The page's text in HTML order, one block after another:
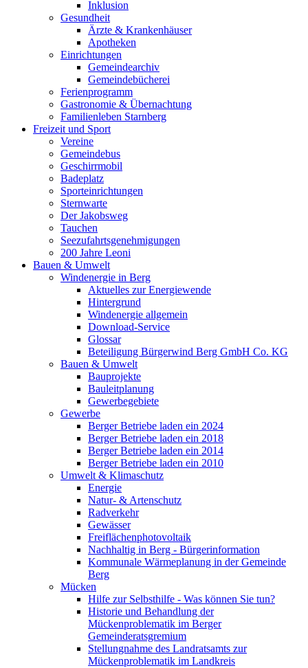
Inklusion
Gesundheit
Ärzte & Krankenhäuser
Apotheken
Einrichtungen
Gemeindearchiv
Gemeindebücherei
Ferienprogramm
Gastronomie & Übernachtung
Familienleben Starnberg
Freizeit und Sport
Vereine
Gemeindebus
Geschirrmobil
Badeplatz
Sporteinrichtungen
Sternwarte
Der Jakobsweg
Tauchen
Seezufahrtsgenehmigungen
200 Jahre Leoni
Bauen & Umwelt
Windenergie in Berg
Aktuelles zur Energiewende
Hintergrund
Windenergie allgemein
Download-Service
Glossar
Beteiligung Bürgerwind Berg GmbH Co. KG
Bauen & Umwelt
Bauprojekte
Bauleitplanung
Gewerbegebiete
Gewerbe
Berger Betriebe laden ein 2024
Berger Betriebe laden ein 2018
Berger Betriebe laden ein 2014
Berger Betriebe laden ein 2010
Umwelt & Klimaschutz
Energie
Natur- & Artenschutz
Radverkehr
Gewässer
Freiflächenphotovoltaik
Nachhaltig in Berg - Bürgerinformation
Kommunale Wärmeplanung in der Gemeinde
Berg
Mücken
Hilfe zur Selbsthilfe - Was können Sie tun?
Historie und Behandlung der
Mückenproblematik im Berger
Gemeinderatsgremium
Stellungnahme des Landratsamts zur
Mückenproblematik im Landkreis